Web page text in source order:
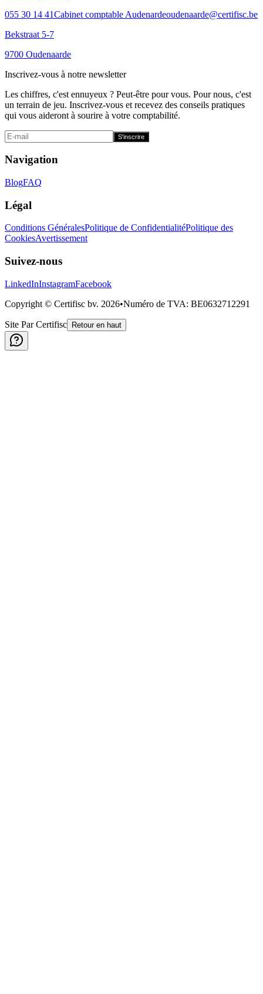
055 30 14 41Cabinet comptable Audenardeoudenaarde@certifisc.be
Bekstraat 5-7
9700 Oudenaarde
Inscrivez-vous à notre newsletter
Les chiffres, c'est ennuyeux ? Peut-être pour vous. Pour nous, c'est
un terrain de jeu. Inscrivez-vous et recevez des conseils pratiques
qui vous aideront à sourire à votre comptabilité.
S'inscrire
Navigation
BlogFAQ
Légal
Conditions GénéralesPolitique de ConfidentialitéPolitique des
CookiesAvertissement
Suivez-nous
LinkedInInstagramFacebook
Copyright © Certifisc bv. 2026•Numéro de TVA: BE0632712291
Site Par Certifisc Retour en haut